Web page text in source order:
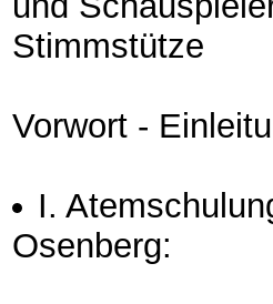
Stimmstütze
Vorwort -
I.
Osenberg: